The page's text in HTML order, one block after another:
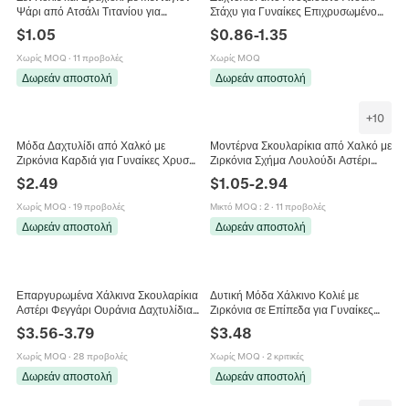
Ψάρι από Ατσάλι Τιτανίου για
Γυναίκες Μινιμαλιστικό Χρυσό Ασημί
Μπλε Μοβ Κόσμημα
$1.05
Χωρίς MOQ · 11 προβολές
Δωρεάν αποστολή
Στάχυ για Γυναίκες Επιχρυσωμένο
18K Μινιμαλιστικό Πλεκτό
Ρυθμιζόμενο Γεωμετρικό Κόσμημα
$0.86-1.35
Χωρίς MOQ
Δωρεάν αποστολή
Μόδα Δαχτυλίδι από Χαλκό με
Ζιρκόνια Καρδιά για Γυναίκες Χρυσό
Πλατίνα Ουράνιο Τόξο Ανοιχτό
Ρυθμιζόμενο Δαχτυλίδι Κοσμήματα
$2.49
Χωρίς MOQ · 19 προβολές
Δωρεάν αποστολή
+10
Μοντέρνα Σκουλαρίκια από Χαλκό με
Ζιρκόνια Σχήμα Λουλούδι Αστέρι
Σταυρός Τετράγωνο Γεωμετρικά
Σκουλαρίκια με Στρας
$1.05-2.94
Μικτό MOQ : 2· 11 προβολές
Δωρεάν αποστολή
Επαργυρωμένα Χάλκινα Σκουλαρίκια
Αστέρι Φεγγάρι Ουράνια Δαχτυλίδια
Ήλιος Φεγγάρι Στρας Σετ
Κοσμημάτων για Γυναίκες Αξεσουάρ
Πάρτι
$3.56-3.79
Χωρίς MOQ · 28 προβολές
Δωρεάν αποστολή
Δυτική Μόδα Χάλκινο Κολιέ με
Ζιρκόνια σε Επίπεδα για Γυναίκες
Χρυσό Αλυσίδα Συνδετήρας
Μενταγιόν Κοχύλι Όστρακο
Κοσμήματα
$3.48
Χωρίς MOQ · 2 κριτικές
Δωρεάν αποστολή